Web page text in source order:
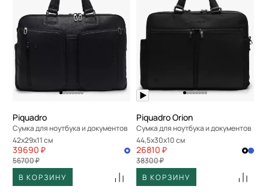
Piquadro
Сумка для ноутбука и документов
42x29x11 см
39690 ₽
56700 ₽
В КОРЗИНУ
Piquadro Orion
Сумка для ноутбука и документов
44,5x30x10 см
26810 ₽
38300 ₽
В КОРЗИНУ